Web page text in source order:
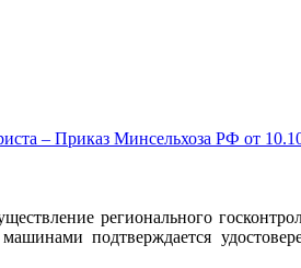
– Приказ Минсельхоза РФ от
регионального
подтверждается